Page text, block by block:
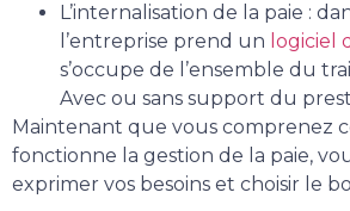
L’internalisation de la paie :
l’entreprise prend un logiciel
s’occupe de l’ensemble du
Avec ou sans support du
Maintenant que vous comprenez
fonctionne la gestion de la paie,
exprimer vos besoins et choisir le